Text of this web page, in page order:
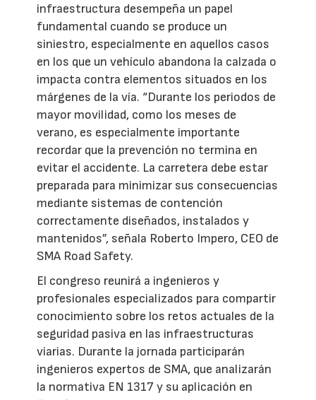
infraestructura desempeña un papel
fundamental cuando se produce un
siniestro, especialmente en aquellos casos
en los que un vehículo abandona la calzada o
impacta contra elementos situados en los
márgenes de la vía. “Durante los periodos de
mayor movilidad, como los meses de
verano, es especialmente importante
recordar que la prevención no termina en
evitar el accidente. La carretera debe estar
preparada para minimizar sus consecuencias
mediante sistemas de contención
correctamente diseñados, instalados y
mantenidos”, señala Roberto Impero, CEO de
SMA Road Safety.
El congreso reunirá a ingenieros y
profesionales especializados para compartir
conocimiento sobre los retos actuales de la
seguridad pasiva en las infraestructuras
viarias. Durante la jornada participarán
ingenieros expertos de SMA, que analizarán
la normativa EN 1317 y su aplicación en